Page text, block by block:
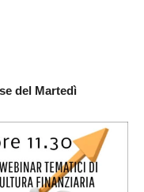
del Martedì